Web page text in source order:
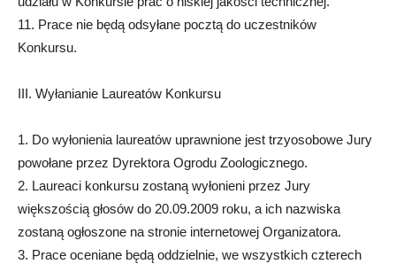
11. Prace nie będą odsyłane pocztą do uczestników
Konkursu.
III. Wyłanianie Laureatów Konkursu
1. Do wyłonienia laureatów uprawnione jest trzyosobowe Jury
powołane przez Dyrektora Ogrodu Zoologicznego.
2. Laureaci konkursu zostaną wyłonieni przez Jury
większością głosów do 20.09.2009 roku, a ich nazwiska
zostaną ogłoszone na stronie internetowej Organizatora.
3. Prace oceniane będą oddzielnie, we wszystkich czterech